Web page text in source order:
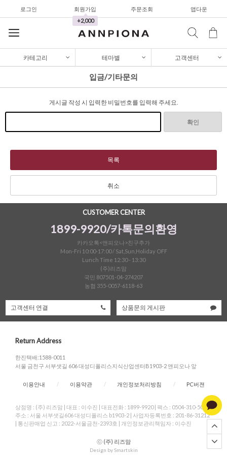
로그인
회원가입
+2,000
주문조회 앱다운
셔츠&블라우스
가디건/니트
한정세일
셔츠&블라우스
가디건/니트
와이드팬츠
한정세일
카테고리 테마별 고객센터
입금/기타문의
게시글 작성 시 입력한 비밀번호를 입력해 주세요.
확인
목록
취소
CUSTOMER CENTER
1899-9920/카톡문의환영
카카오톡<앤피오나>친구추가
Mon-Fri 10:00-17:00 / Sat,Sun,Holiday OFF
Lunch Time 12:30 - 13:30
(주)리즈맘
국민 807501-04-274207
농협 355-0057-6118-63
고객센터 연결 상품문의 게시판
Return Address
한진택배:1588-0011
서울 금천구 서부샛길 606 대성디폴리스지식산업센터B1903-2 앤피오나 앞
이용안내 / 이용약관 / 개인정보처리방침 / PC버젼
상점명 : (주) 리즈맘 | 대표 : 이수진 | 대표전화 : 1899-9920 | 팩스 : 0504-310-5004
주소 : 서울 서부샛길606 대성디폴리스 b1903-2 | 사업자등록번호 : 201-86-31212
| 통신판매업 신고 : 2022-서울금천-2393호 | 개인정보관리책임자 : 이수진
ⓒ (주) 리즈맘